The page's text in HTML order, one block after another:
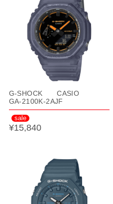
G-SHOCK CASIO
GA-2100K-2AJF
sale
¥15,840